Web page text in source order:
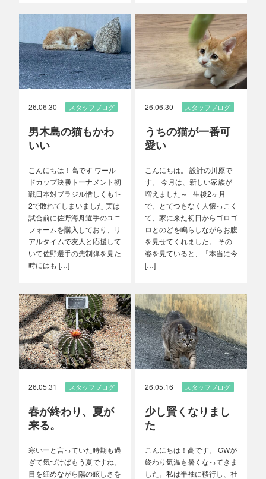
26.06.30 スタッフブログ
男木島の猫もかわ
いい
こんにちは！高です ワール
ドカップ決勝トーナメント初
戦日本対ブラジル惜しくも1-
2で敗れてしまいました 実は
試合前に佐野海舟選手のユニ
フォームを購入しており、リ
アルタイムで友人と応援して
いて佐野選手の先制弾を見た
時にはも […]
26.06.30 スタッフブログ
うちの猫が一番可
愛い
こんにちは。 設計の川原で
す。 今月は、新しい家族が
増えました～ 生後2ヶ月
で、とてつもなく人懐っこく
て、家に来た初日からゴロゴ
ロとのどを鳴らしながらお腹
を見せてくれました。 その
姿を見ていると、「本当に今
[…]
26.05.31 スタッフブログ
春が終わり、夏が
来る。
寒いーと言っていた時期も過
ぎて気づけばもう夏ですね。
目を細めながら陽の眩しさを
26.05.16 スタッフブログ
少し賢くなりまし
た
こんにちは！高です。 GWが
終わり気温も暑くなってきま
した。私は半袖に移行し、社